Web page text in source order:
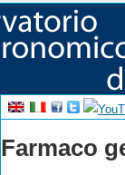
Farmaco